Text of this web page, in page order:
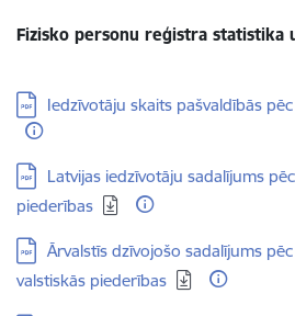
Fizisko personu reģistra statistika
Lejupielādēt:
Iedzīvotāju skaits pašvaldībās
Lejupielādēt:
Latvijas iedzīvotāju sadalījums
piederības
Lejupielādēt:
Ārvalstīs dzīvojošo sadalījums
valstiskās piederības